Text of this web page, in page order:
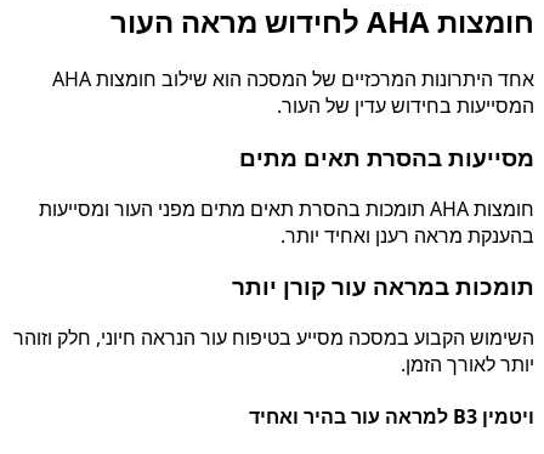
חומצות AHA לחידוש מראה העור
אחד היתרונות המרכזיים של המסכה הוא שילוב חומצות AHA
המסייעות בחידוש עדין של העור.
מסייעות בהסרת תאים מתים
חומצות AHA תומכות בהסרת תאים מתים מפני העור ומסייעות
בהענקת מראה רענן ואחיד יותר.
תומכות במראה עור קורן יותר
השימוש הקבוע במסכה מסייע בטיפוח עור הנראה חיוני, חלק וזוהר
יותר לאורך הזמן.
ויטמין B3 למראה עור בהיר ואחיד